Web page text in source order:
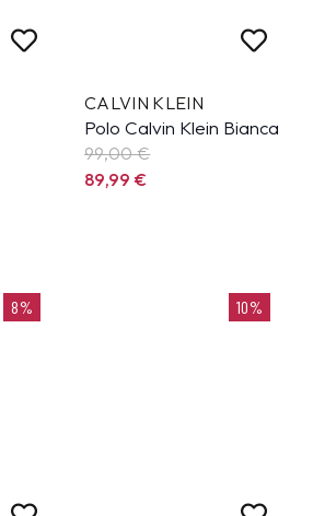
CALVIN KLEIN
Polo Calvin Klein Bianca
99,00 €
89,99€
8% 10%